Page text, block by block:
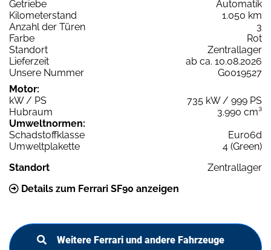
Getriebe
Automatik
Kilometerstand
1.050 km
Anzahl der Türen
3
Farbe
Rot
Standort
Zentrallager
Lieferzeit
ab ca. 10.08.2026
Unsere Nummer
G0019527
Motor:
kW / PS
735 kW / 999 PS
Hubraum
3.990 cm³
Umweltnormen:
Schadstoffklasse
Euro6d
Umweltplakette
4 (Green)
Standort
Zentrallager
Details zum Ferrari SF90 anzeigen
Weitere Ferrari und andere Fahrzeuge